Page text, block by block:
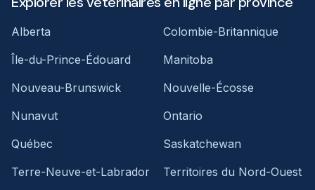
Alberta
Colombie-Britannique
Île-du-Prince-Édouard
Manitoba
Nouveau-Brunswick
Nouvelle-Écosse
Nunavut
Ontario
Québec
Saskatchewan
Terre-Neuve-et-Labrador
Territoires du Nord-Ouest